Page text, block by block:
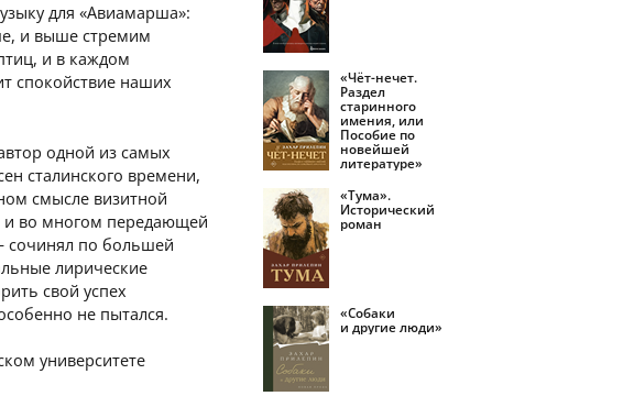
для «Авиамарша»:
и выше стремим
и в каждом
спокойствие наших
одной из самых
сталинского времени,
смысле визитной
и во многом передающей
сочинял по большей
лирические
свой успех
не пытался.
университете
«Чёт-нечет.
Раздел
старинного
имения, или
Пособие по
новейшей
литературе»
«Тума».
Исторический
роман
«Собаки
и другие люди»